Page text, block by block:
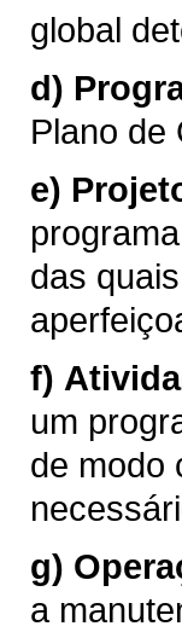
global
d)
Plano de
e)
das
f)
um
de modo
g)
a